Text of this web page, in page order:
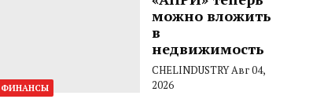
ФИНАНСЫ
можно вложить
в
недвижимость
CHELINDUSTRYАвг 04,
2026